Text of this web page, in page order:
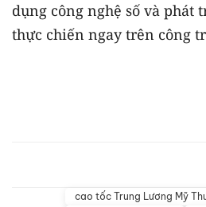
dụng công nghệ số và phát
thực chiến ngay trên công
cao tốc Trung Lương Mỹ